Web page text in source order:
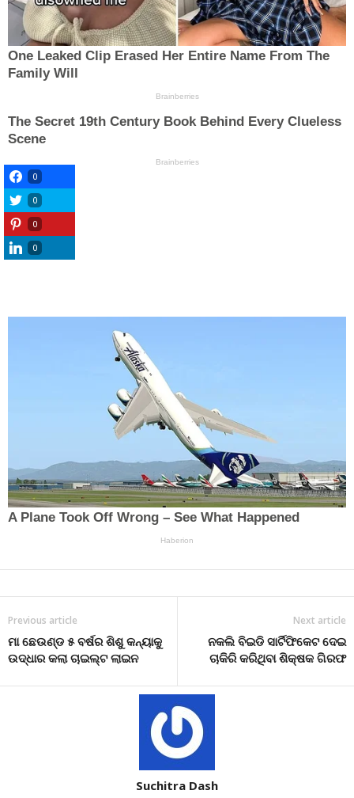
Previous article
ମା ଛେଉଣ୍ଡ ୫ ବର୍ଷର ଶିଶୁ କନ୍ୟାକୁ
ଉଦ୍ଧାର କଲା ଚାଇଲ୍ଟ ଲାଇନ
Next article
ନକଲି ବିଇଡି ସାର୍ଟିଫିକେଟ ଦେଇ
ଚାକିରି କରିଥିବା ଶିକ୍ଷକ ଗିରଫ
Suchitra Dash
0
0
0
0